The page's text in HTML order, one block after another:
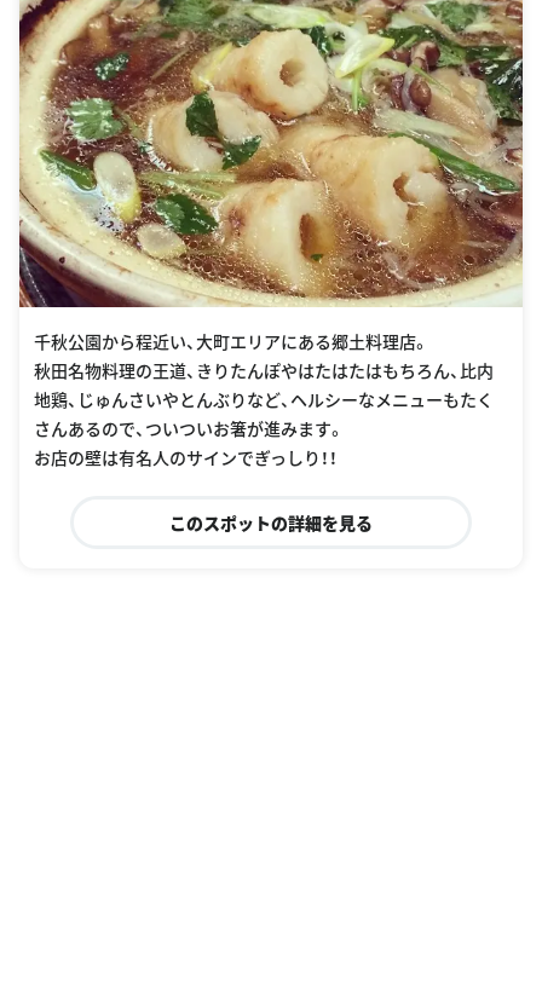
千秋公園から程近い、大町エリアにある郷土料理店。
秋田名物料理の王道、きりたんぽやはたはたはもちろん、比内
地鶏、じゅんさいやとんぶりなど、ヘルシーなメニューもたく
さんあるので、ついついお箸が進みます。
お店の壁は有名人のサインでぎっしり！！
このスポットの詳細を見る